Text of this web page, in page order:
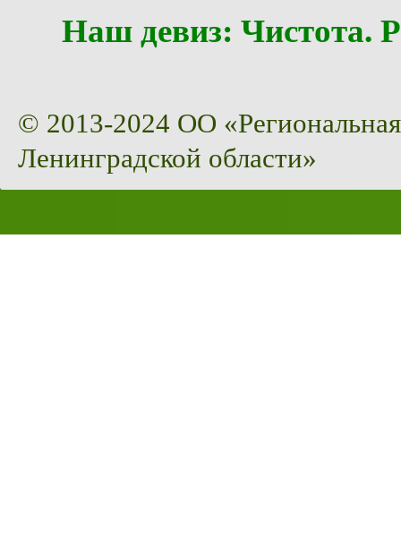
Наш девиз:
© 2013-2024 ОО
Ленинградской области»